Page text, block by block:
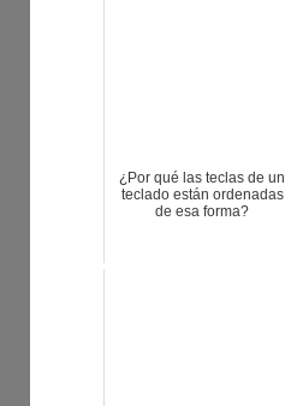
¿Por qué las teclas de un
teclado están ordenadas
de esa forma?